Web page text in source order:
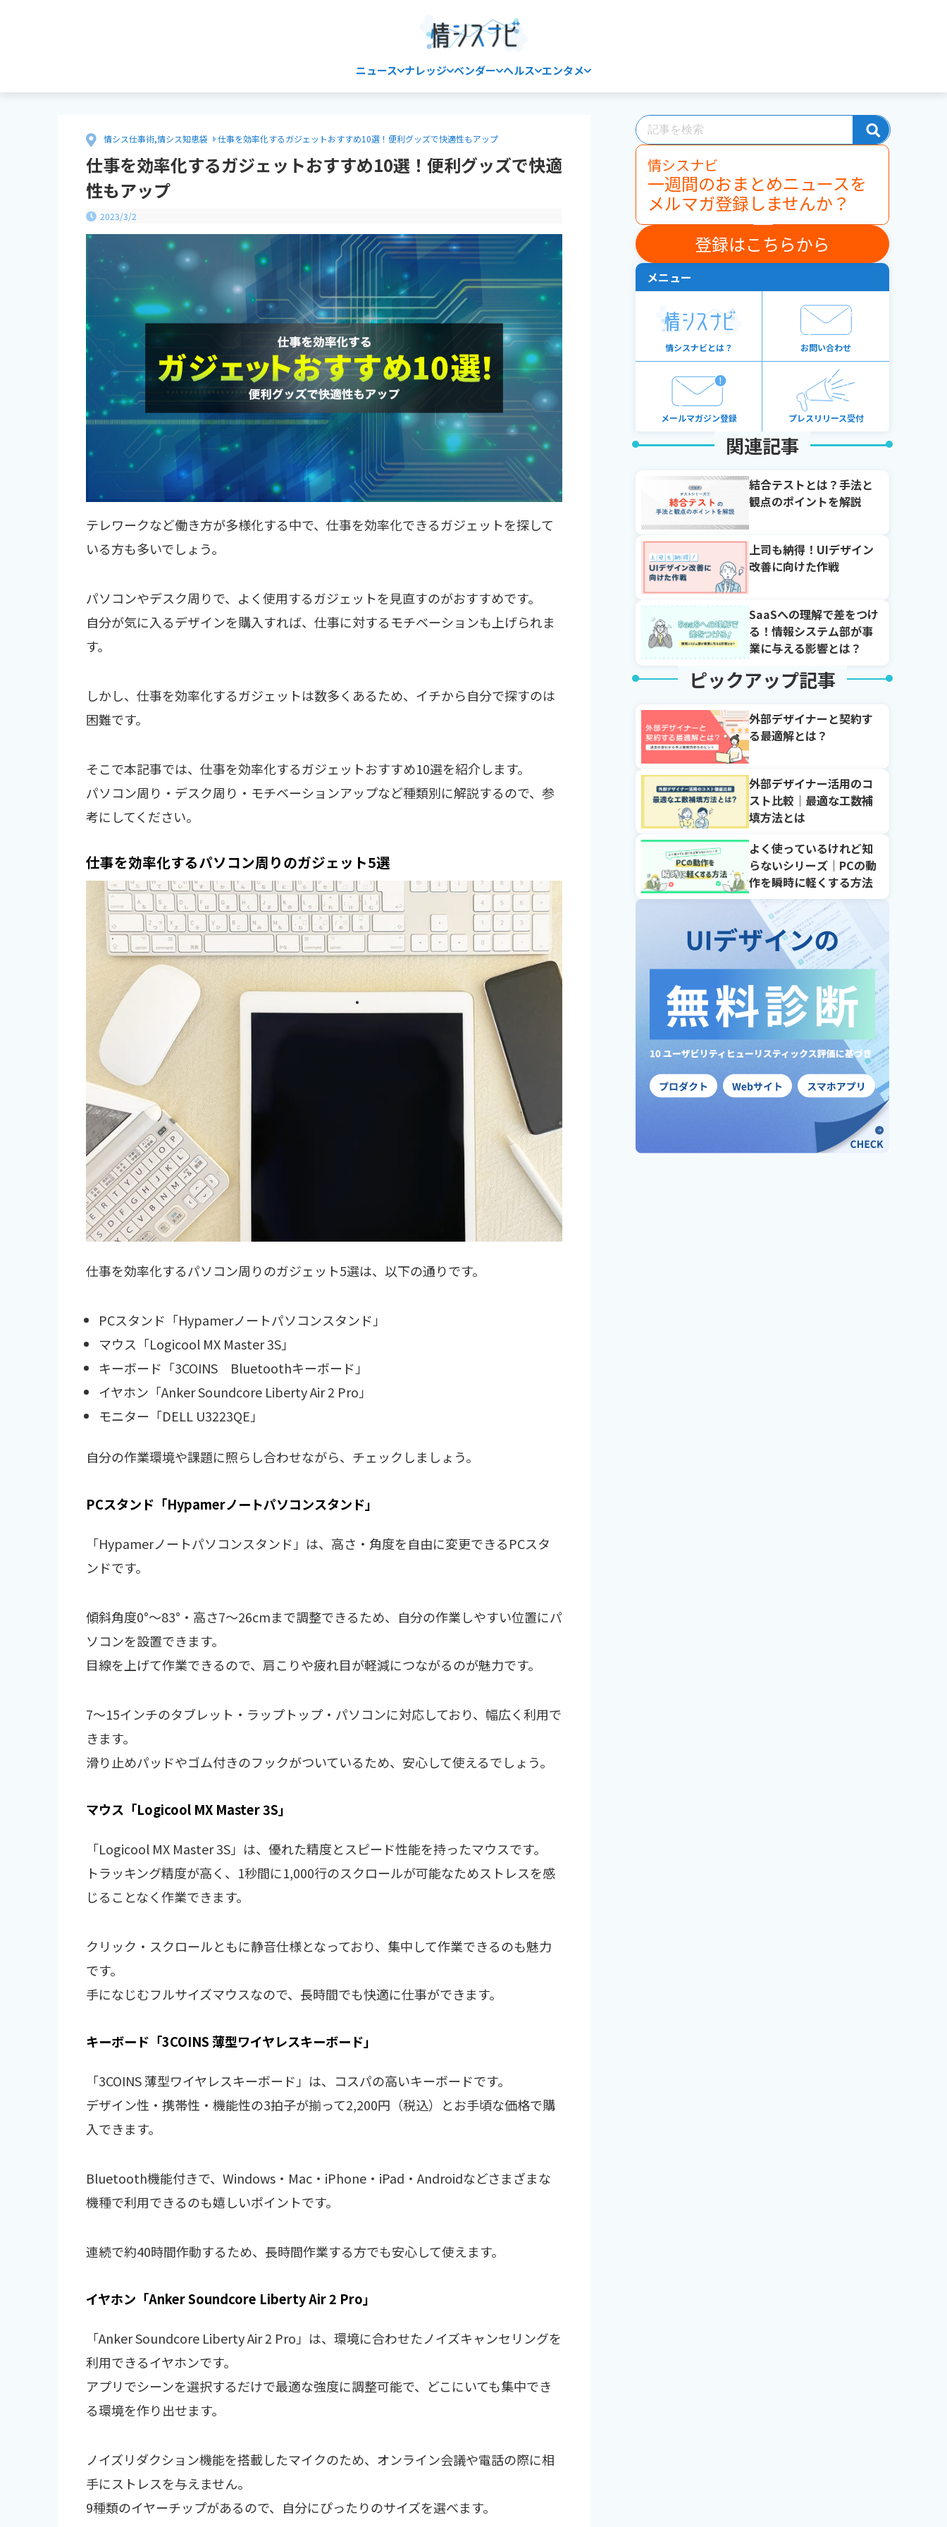
ニュース ナレッジ ベンダー ヘルス エンタメ
情シス仕事術,情シス知恵袋 仕事を効率化するガジェットおすすめ10選！便利グッズで快適性もアップ
仕事を効率化するガジェットおすすめ10選！便利グッズで快適
性もアップ
2023/3/2
テレワークなど働き方が多様化する中で、仕事を効率化できるガジェットを探して
いる方も多いでしょう。
パソコンやデスク周りで、よく使用するガジェットを見直すのがおすすめです。
自分が気に入るデザインを購入すれば、仕事に対するモチベーションも上げられま
す。
しかし、仕事を効率化するガジェットは数多くあるため、イチから自分で探すのは
困難です。
そこで本記事では、仕事を効率化するガジェットおすすめ10選を紹介します。
パソコン周り・デスク周り・モチベーションアップなど種類別に解説するので、参
考にしてください。
仕事を効率化するパソコン周りのガジェット5選
仕事を効率化するパソコン周りのガジェット5選は、以下の通りです。
PCスタンド「Hypamerノートパソコンスタンド」
マウス「Logicool MX Master 3S」
キーボード「3COINS Bluetoothキーボード」
イヤホン「Anker Soundcore Liberty Air 2 Pro」
モニター「DELL U3223QE」
自分の作業環境や課題に照らし合わせながら、チェックしましょう。
PCスタンド「Hypamerノートパソコンスタンド」
「Hypamerノートパソコンスタンド」は、高さ・角度を自由に変更できるPCスタ
ンドです。
傾斜角度0°～83°・高さ7〜26cmまで調整できるため、自分の作業しやすい位置にパ
ソコンを設置できます。
目線を上げて作業できるので、肩こりや疲れ目が軽減につながるのが魅力です。
7〜15インチのタブレット・ラップトップ・パソコンに対応しており、幅広く利用で
きます。
滑り止めパッドやゴム付きのフックがついているため、安心して使えるでしょう。
マウス「Logicool MX Master 3S」
「Logicool MX Master 3S」は、優れた精度とスピード性能を持ったマウスです。
トラッキング精度が高く、1秒間に1,000行のスクロールが可能なためストレスを感
じることなく作業できます。
クリック・スクロールともに静音仕様となっており、集中して作業できるのも魅力
です。
手になじむフルサイズマウスなので、長時間でも快適に仕事ができます。
キーボード「3COINS 薄型ワイヤレスキーボード」
「3COINS 薄型ワイヤレスキーボード」は、コスパの高いキーボードです。
デザイン性・携帯性・機能性の3拍子が揃って2,200円（税込）とお手頃な価格で購
入できます。
Bluetooth機能付きで、Windows・Mac・iPhone・iPad・Androidなどさまざまな
機種で利用できるのも嬉しいポイントです。
連続で約40時間作動するため、長時間作業する方でも安心して使えます。
イヤホン「Anker Soundcore Liberty Air 2 Pro」
「Anker Soundcore Liberty Air 2 Pro」は、環境に合わせたノイズキャンセリングを
利用できるイヤホンです。
アプリでシーンを選択するだけで最適な強度に調整可能で、どこにいても集中でき
る環境を作り出せます。
ノイズリダクション機能を搭載したマイクのため、オンライン会議や電話の際に相
手にストレスを与えません。
9種類のイヤーチップがあるので、自分にぴったりのサイズを選べます。
情シスナビ
一週間のおまとめニュースを
メルマガ登録しませんか？
登録はこちらから
メニュー
情シスナビとは？ お問い合わせ
メールマガジン登録 プレスリリース受付
関連記事
結合テストとは？手法と
観点のポイントを解説
上司も納得！UIデザイン
改善に向けた作戦
SaaSへの理解で差をつけ
る！情報システム部が事
業に与える影響とは？
ピックアップ記事
外部デザイナーと契約す
る最適解とは？
外部デザイナー活用のコ
スト比較｜最適な工数補
填方法とは
よく使っているけれど知
らないシリーズ｜PCの動
作を瞬時に軽くする方法